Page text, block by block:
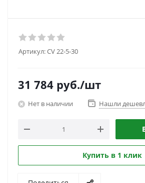
Артикул:CV 22-5-30
31 784 руб./шт
Нет в наличии Нашли
Купить в 1 клик